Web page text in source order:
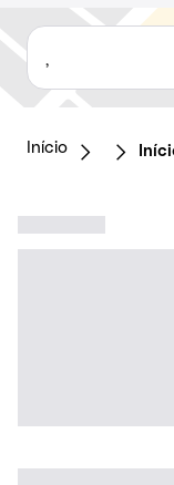
,
Início